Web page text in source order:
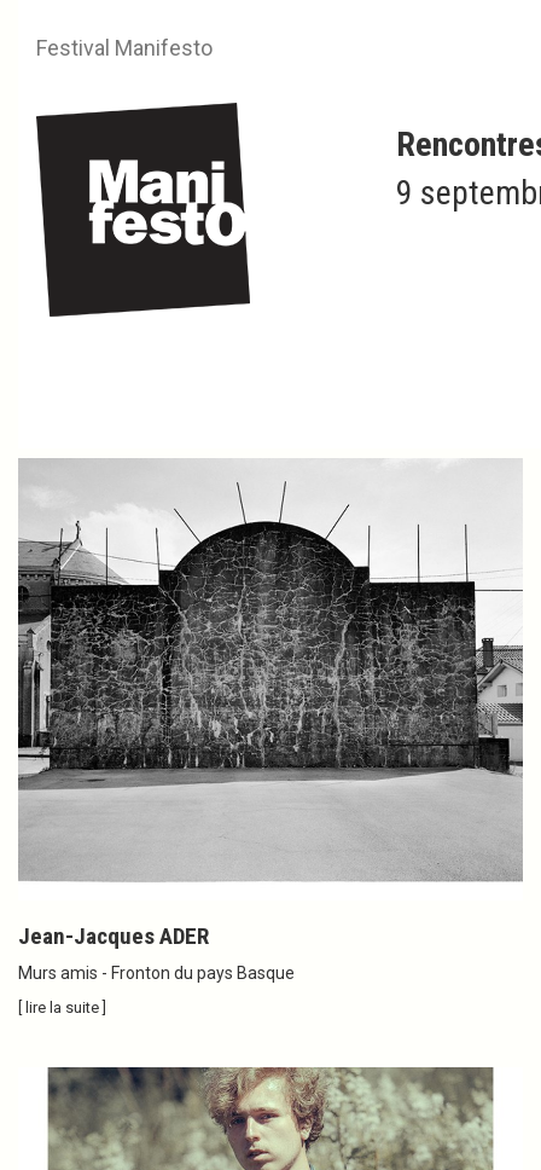
Festival Manifesto
9
Programmation 2022
Jean-Jacques ADER
Murs amis - Fronton du pays Basque
[ lire la suite ]